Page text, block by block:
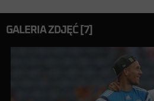
GALERIA ZDJĘĆ [7]